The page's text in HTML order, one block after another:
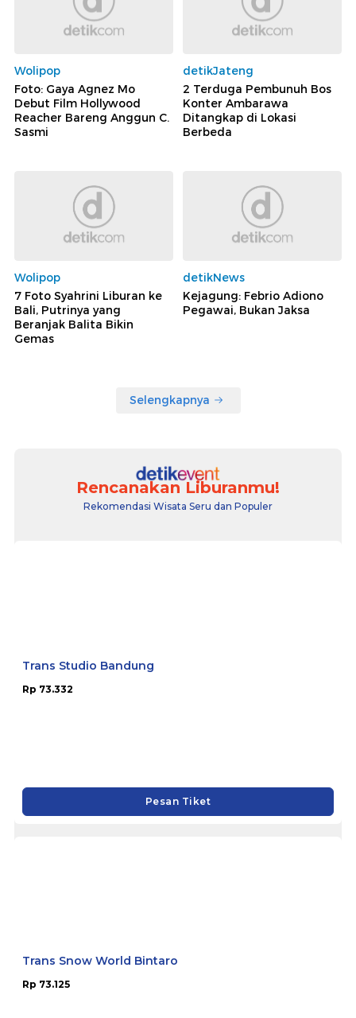
Wolipop
Foto: Gaya Agnez Mo
Debut Film Hollywood
Reacher Bareng Anggun C.
Sasmi
detikJateng
2 Terduga Pembunuh Bos
Konter Ambarawa
Ditangkap di Lokasi
Berbeda
Wolipop
7 Foto Syahrini Liburan ke
Bali, Putrinya yang
Beranjak Balita Bikin
Gemas
detikNews
Kejagung: Febrio Adiono
Pegawai, Bukan Jaksa
Selengkapnya
Rencanakan Liburanmu!
Rekomendasi Wisata Seru dan Populer
Pesan Tiket
Trans Snow World Bintaro
Rp 73.125